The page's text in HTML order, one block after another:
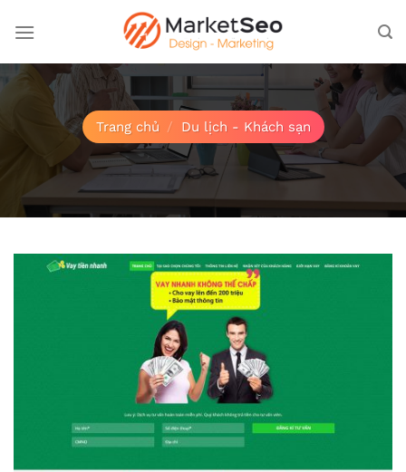
qua
dung
Trang chủ / Du lịch - Khách sạn